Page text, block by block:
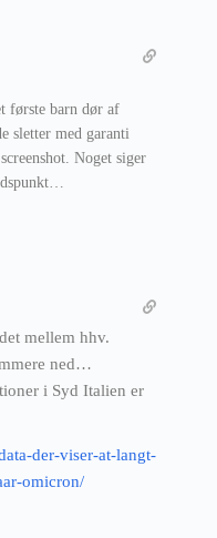
første barn dør af
sletter med garanti
Noget siger
mellem hhv.
ned…
i Syd Italien er
der-viser-at-langt-
omicron/